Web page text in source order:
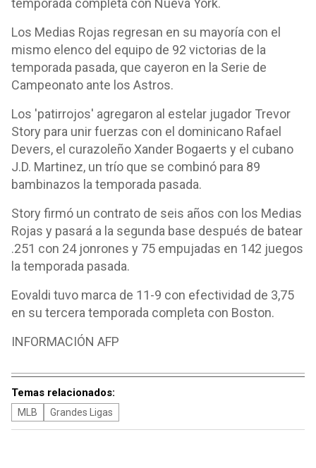
temporada completa con Nueva York.
Los Medias Rojas regresan en su mayoría con el
mismo elenco del equipo de 92 victorias de la
temporada pasada, que cayeron en la Serie de
Campeonato ante los Astros.
Los 'patirrojos' agregaron al estelar jugador Trevor
Story para unir fuerzas con el dominicano Rafael
Devers, el curazoleño Xander Bogaerts y el cubano
J.D. Martinez, un trío que se combinó para 89
bambinazos la temporada pasada.
Story firmó un contrato de seis años con los Medias
Rojas y pasará a la segunda base después de batear
.251 con 24 jonrones y 75 empujadas en 142 juegos
la temporada pasada.
Eovaldi tuvo marca de 11-9 con efectividad de 3,75
en su tercera temporada completa con Boston.
INFORMACIÓN AFP
Temas relacionados:
MLB Grandes Ligas